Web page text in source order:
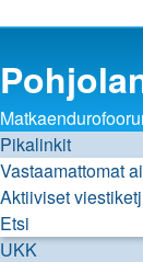
Pikalinkit
Vastaamattomat
Aktiiviset
Etsi
UKK